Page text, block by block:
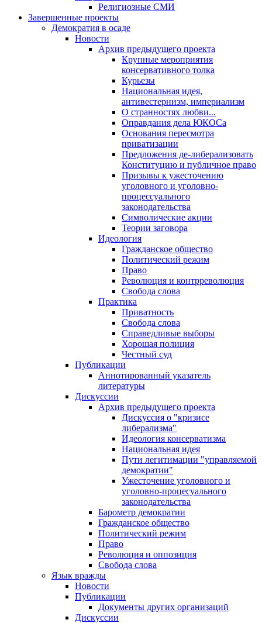
Религиозные СМИ
Завершенные проекты
Демократия в осаде
Новости
Архив предыдущего проекта
Крупные мероприятия
консервативного толка
Курьезы
Национальная идея,
антивестернизм, империализм
О странностях любви...
Оправдания дела ЮКОСа
Основания пересмотра
приватизации
Предложения де-либерализовать
Конституцию и публичное право
Призывы к ужесточению
уголовного и уголовно-
процессуального
законодательства
Символические акции
Теории заговора
Идеология
Гражданское общество
Политический режим
Право
Революция и контрреволюция
Свобода слова
Практика
Приватность
Свобода слова
Справедливые выборы
Хорошая полиция
Честный суд
Публикации
Аннотированный указатель
литературы
Дискуссии
Архив предыдущего проекта
Дискуссия о "кризисе
либерализма"
Идеология консерватизма
Национальная идея
Пути легитимации "управляемой
демократии"
Ужесточение уголовного и
уголовно-процесуального
законодательства
Барометр демократии
Гражданское общество
Политический режим
Право
Революция и оппозиция
Свобода слова
Язык вражды
Новости
Публикации
Документы других организаций
Дискуссии